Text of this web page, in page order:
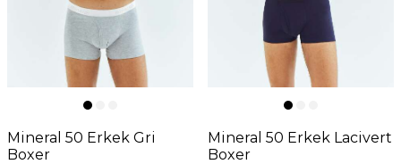
Mineral 50 Erkek Gri
Boxer
Mineral 50 Erkek Lacivert
Boxer